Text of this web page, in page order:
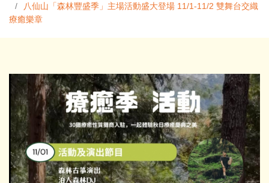
八仙山「森林豐盛季」主場活動盛大登場 11/1-11/2 雙舞台交織
療癒樂章